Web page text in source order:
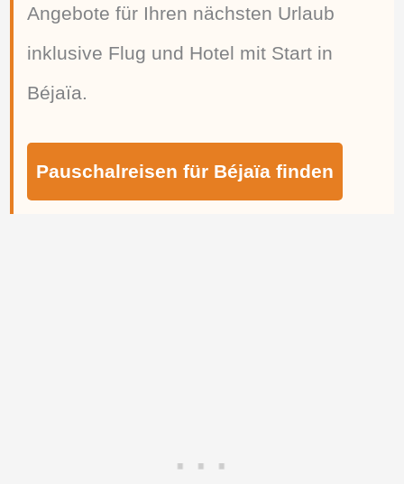
Angebote für Ihren nächsten Urlaub
inklusive Flug und Hotel mit Start in
Béjaïa.
Pauschalreisen für Béjaïa finden